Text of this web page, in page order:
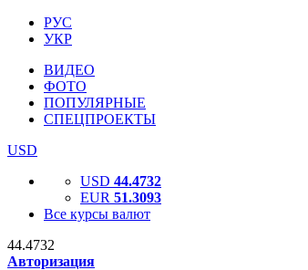
РУС
УКР
ВИДЕО
ФОТО
ПОПУЛЯРНЫЕ
СПЕЦПРОЕКТЫ
USD
USD 44.4732
EUR 51.3093
Все курсы валют
44.4732
Авторизация